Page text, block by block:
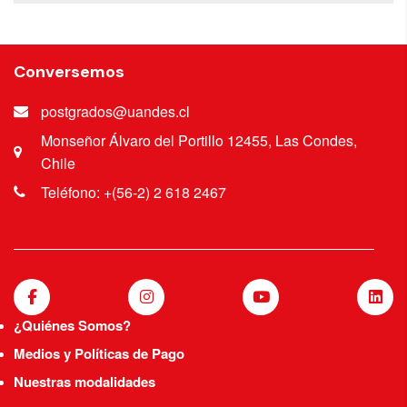
Conversemos
postgrados@uandes.cl
Monseñor Álvaro del Portillo 12455, Las Condes,
Chile
Teléfono: +(56-2) 2 618 2467
¿Quiénes Somos?
Medios y Políticas de Pago
Nuestras modalidades